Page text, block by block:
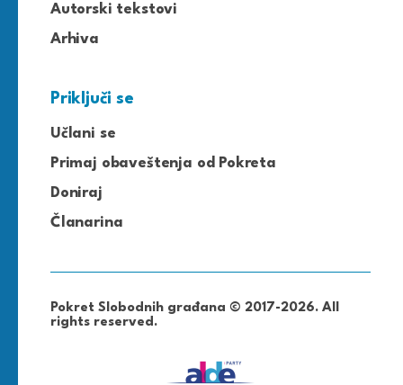
Autorski tekstovi
Arhiva
Priključi se
Učlani se
Primaj obaveštenja od Pokreta
Doniraj
Članarina
Pokret Slobodnih građana © 2017-2026. All
rights reserved.